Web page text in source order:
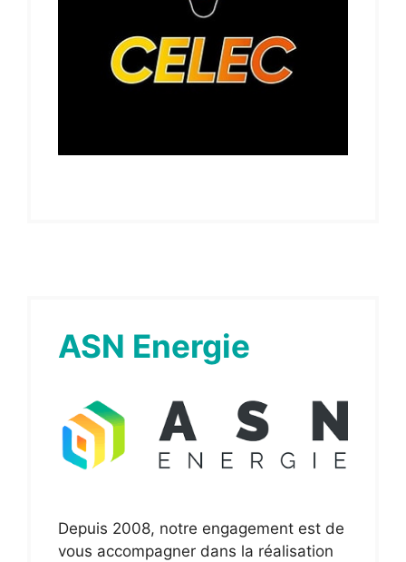
ASN Energie
Depuis 2008, notre engagement est de
vous accompagner dans la réalisation